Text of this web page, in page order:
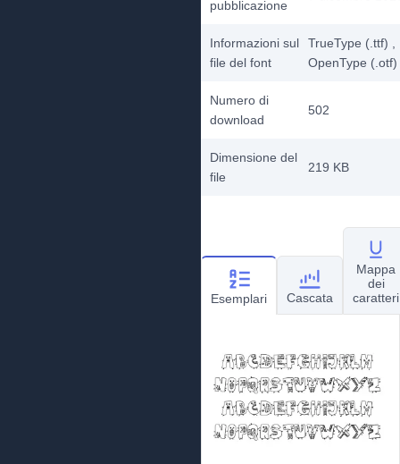
pubblicazione
Informazioni sul
file del font
TrueType (.ttf)
OpenType (.otf)
Numero di
download
502
Dimensione del
file
219 KB
Esemplari Cascata
Mappa
dei
caratteri